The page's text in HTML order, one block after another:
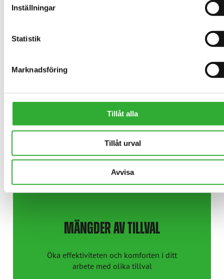
Inställningar
Statistik
Marknadsföring
Tillåt alla
Tillåt urval
Avvisa
FÖRBÄTTRA DIN AVANT
Välj verktyg som passar dig från vårt stora
utbud av redskap
UPPTÄCK VÅRA REDSKAP
MÄNGDER AV TILLVAL
Öka effektiviteten och komforten i ditt
arbete med olika tillval